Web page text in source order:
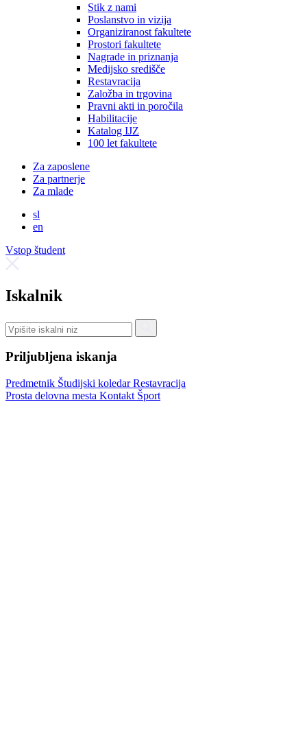
Stik z nami
Poslanstvo in vizija
Organiziranost fakultete
Prostori fakultete
Nagrade in priznanja
Medijsko središče
Restavracija
Založba in trgovina
Pravni akti in poročila
Habilitacije
Katalog IJZ
100 let fakultete
Za zaposlene
Za partnerje
Za mlade
sl
en
Vstop študent
Iskalnik
Priljubljena iskanja
Predmetnik Študijski koledarRestavracija
Prosta delovna mesta Kontakt Šport